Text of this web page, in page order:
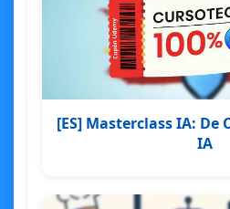
[ES] Masterclass IA: De
IA